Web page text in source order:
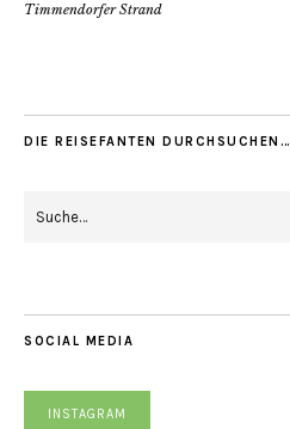
Timmendorfer Strand
DIE REISEFANTEN DURCHSUCHEN…
SOCIAL MEDIA
INSTAGRAM